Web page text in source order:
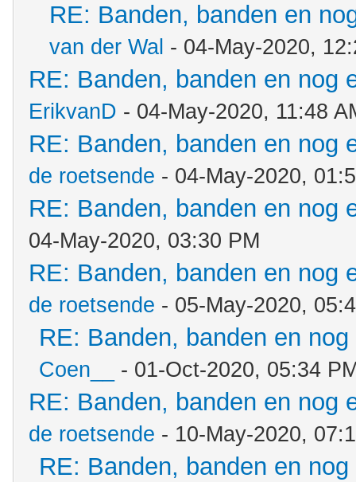
RE: Banden, banden en
van der Wal - 04-May-2020,
RE: Banden, banden en nog
ErikvanD - 04-May-2020, 11:48
RE: Banden, banden en nog
de roetsende - 04-May-2020,
RE: Banden, banden en nog
04-May-2020, 03:30 PM
RE: Banden, banden en nog
de roetsende - 05-May-2020,
RE: Banden, banden en
Coen__ - 01-Oct-2020, 05:34
RE: Banden, banden en nog
de roetsende - 10-May-2020,
RE: Banden, banden en